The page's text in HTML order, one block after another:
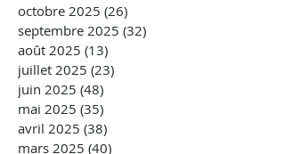
octobre 2025 (26)
septembre 2025 (32)
août 2025 (13)
juillet 2025 (23)
juin 2025 (48)
mai 2025 (35)
avril 2025 (38)
mars 2025 (40)